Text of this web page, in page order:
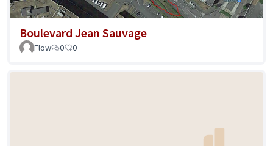
Boulevard Jean Sauvage
Flow 0 0